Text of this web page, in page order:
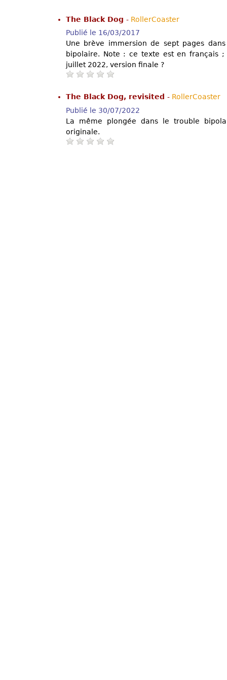
The Black Dog - RollerCoaster
Publié le 16/03/2017
Une brève immersion de sept pages
bipolaire. Note : ce texte est en français
juillet 2022, version finale ?
The Black Dog, revisited - RollerCoaster
Publié le 30/07/2022
La même plongée dans le trouble
originale.